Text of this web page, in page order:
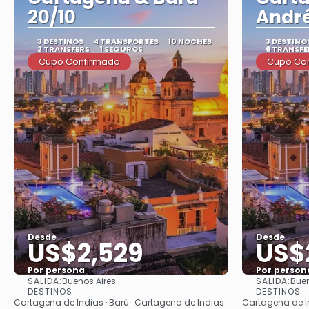
20/10
3 DESTINOS 4 TRANSPORTES 10 NOCHES
2 TRANSFERS 1 SEGUROS
Cupo Confirmado
Desde
US$2,529
Por persona
Ver
SALIDA:Buenos Aires
DESTINOS
Cartagena de Indias · Barú · Cartagena de Indias
3
6
Cupo
Desde
Por
SALIDA:
DESTINOS
Cartagena de